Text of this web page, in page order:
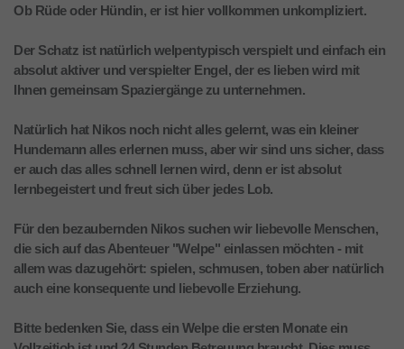
Ob Rüde oder Hündin, er ist hier vollkommen unkompliziert.
Der Schatz ist natürlich welpentypisch verspielt und einfach ein
absolut aktiver und verspielter Engel, der es lieben wird mit
Ihnen gemeinsam Spaziergänge zu unternehmen.
Natürlich hat Nikos noch nicht alles gelernt, was ein kleiner
Hundemann alles erlernen muss, aber wir sind uns sicher, dass
er auch das alles schnell lernen wird, denn er ist absolut
lernbegeistert und freut sich über jedes Lob.
Für den bezaubernden Nikos suchen wir liebevolle Menschen,
die sich auf das Abenteuer "Welpe" einlassen möchten - mit
allem was dazugehört: spielen, schmusen, toben aber natürlich
auch eine konsequente und liebevolle Erziehung.
Bitte bedenken Sie, dass ein Welpe die ersten Monate ein